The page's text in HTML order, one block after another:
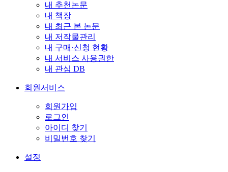
내 추천논문
내 책장
내 최근 본 논문
내 저작물관리
내 구매·신청 현황
내 서비스 사용권한
내 관심 DB
회원서비스
회원가입
로그인
아이디 찾기
비밀번호 찾기
설정